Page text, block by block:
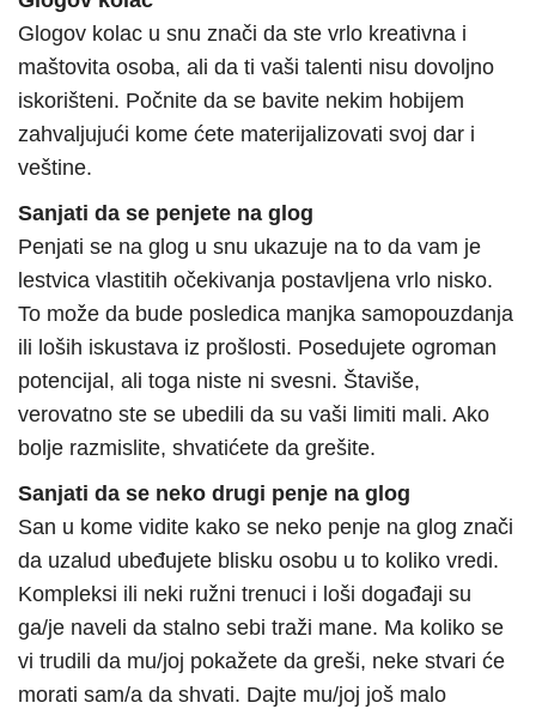
Glogov kolac u snu znači da ste vrlo kreativna i
maštovita osoba, ali da ti vaši talenti nisu dovoljno
iskorišteni. Počnite da se bavite nekim hobijem
zahvaljujući kome ćete materijalizovati svoj dar i
veštine.
Sanjati da se penjete na glog
Penjati se na glog u snu ukazuje na to da vam je
lestvica vlastitih očekivanja postavljena vrlo nisko.
To može da bude posledica manjka samopouzdanja
ili loših iskustava iz prošlosti. Posedujete ogroman
potencijal, ali toga niste ni svesni. Štaviše,
verovatno ste se ubedili da su vaši limiti mali. Ako
bolje razmislite, shvatićete da grešite.
Sanjati da se neko drugi penje na glog
San u kome vidite kako se neko penje na glog znači
da uzalud ubeđujete blisku osobu u to koliko vredi.
Kompleksi ili neki ružni trenuci i loši događaji su
ga/je naveli da stalno sebi traži mane. Ma koliko se
vi trudili da mu/joj pokažete da greši, neke stvari će
morati sam/a da shvati. Dajte mu/joj još malo